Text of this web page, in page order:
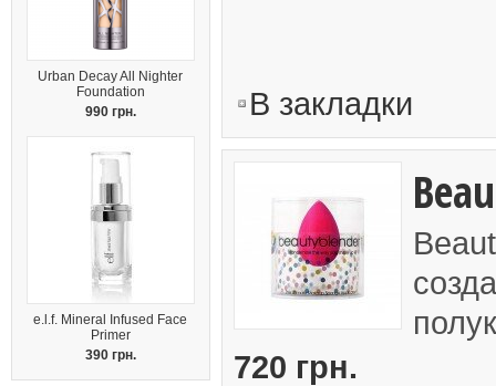
Urban Decay All Nighter
Foundation
990 грн.
e.l.f. Mineral Infused Face
Primer
390 грн.
В закладки
720 грн.